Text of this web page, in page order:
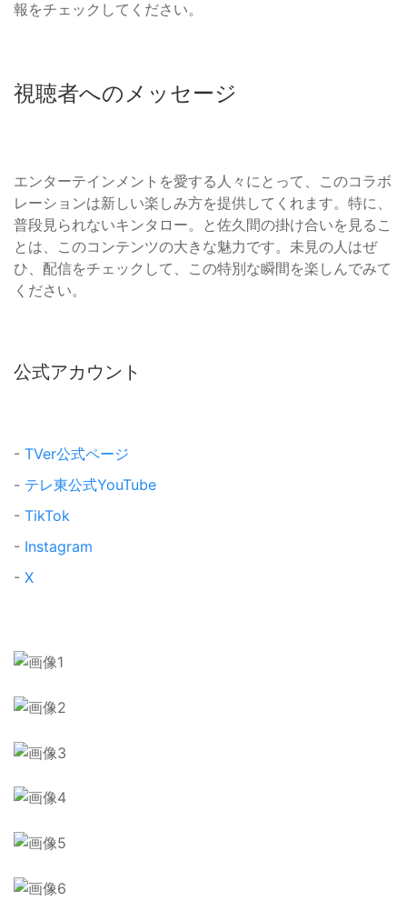
報をチェックしてください。
視聴者へのメッセージ
エンターテインメントを愛する人々にとって、このコラボ
レーションは新しい楽しみ方を提供してくれます。特に、
普段見られないキンタロー。と佐久間の掛け合いを見るこ
とは、このコンテンツの大きな魅力です。未見の人はぜ
ひ、配信をチェックして、この特別な瞬間を楽しんでみて
ください。
公式アカウント
- TVer公式ページ
- テレ東公式YouTube
- TikTok
- Instagram
- X